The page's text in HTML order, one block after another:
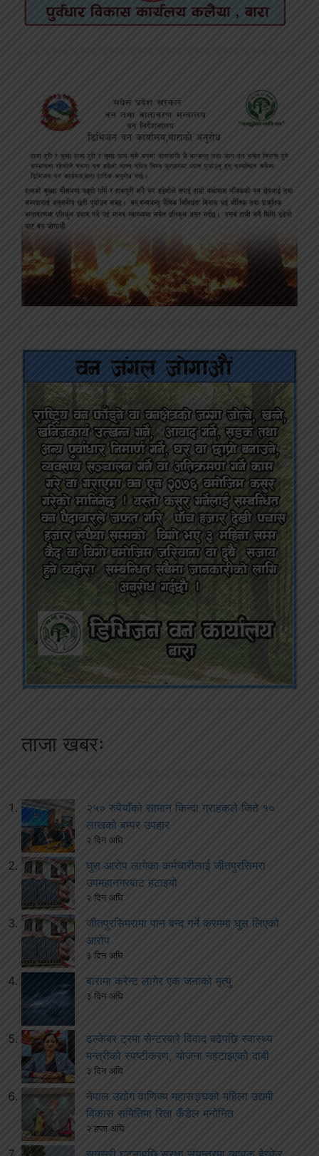
ताजा खबरः
२५० रुपैयाँको सामान किन्दा ग्राहकले जिते १०
लाखको बम्पर उपहार
२ दिन अघि
घुस आरोप लागेका कर्मचारीलाई जीतपुरसिमरा
उपमहानगरबाट हटाइयो
२ दिन अघि
जीतपुरसिमरामा पान बन्द गर्ने क्रममा घुस लिएको
आरोप
३ दिन अघि
बारामा करेन्ट लागेर एक जनाको मृत्यु
३ दिन अघि
ढल्केबर ट्रमा सेन्टरबारे विवाद बढेपछि स्वास्थ्य
मन्त्रीको स्पष्टीकरण, योजना नहटाइएको दाबी
३ दिन अघि
नेपाल उद्योग वाणिज्य महासङ्घको महिला उद्यमी
विकास समितिमा रिता कँडेल मनोनित
२ हप्ता अघि